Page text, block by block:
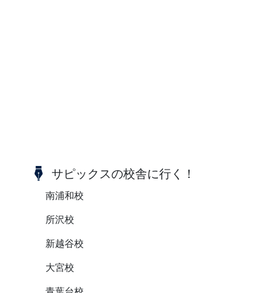
サピックスの校舎に行く！
南浦和校
所沢校
新越谷校
大宮校